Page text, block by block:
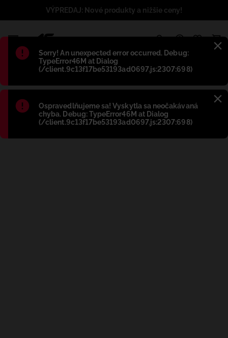
Błąd:
Sorry! An unexpected error occurred. Debug:
TypeError46M at Dialog
(/client.9c13f17be53193ad0697.js:2307:698)
Błąd:
Ospravedlňujeme sa! Vyskytla sa neočakávaná
chyba. Debug: TypeError46M at Dialog
(/client.9c13f17be53193ad0697.js:2307:698)
VÝPREDAJ: Nové produkty a nižšie ceny!